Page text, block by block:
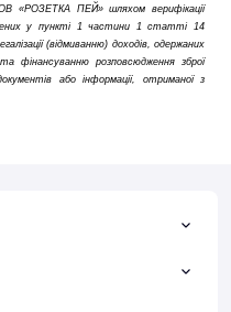
«РОЗЕТКА ПЕЙ» шляхом верифікації
у пункті 1 частини 1 статті 14
(відмиванню) доходів, одержаних
фінансуванню розповсюдження зброї
або інформації, отриманої з